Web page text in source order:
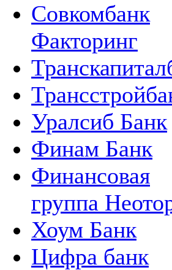
Совкомбанк
Факторинг
Уралсиб Банк
Финам Банк
Финансовая
группа
Хоум Банк
Цифра банк